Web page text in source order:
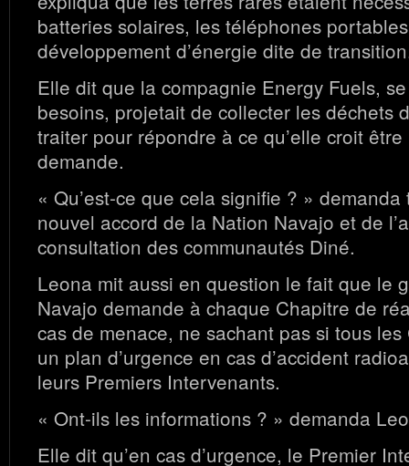
batteries solaires, les téléphones
développement d’énergie dite de
Elle dit que la compagnie Energy Fuels,
besoins, projetait de collecter les déchets
traiter pour répondre à ce qu’elle croit
demande.
« Qu’est-ce que cela signifie ? »
nouvel accord de la Nation Navajo et de
consultation des communautés Diné.
Leona mit aussi en question le fait que le
Navajo demande à chaque Chapitre de
cas de menace, ne sachant pas si tous
un plan d’urgence en cas d’accident
leurs Premiers Intervenants.
« Ont-ils les informations ? » demanda
Elle dit qu’en cas d’urgence, le Premier